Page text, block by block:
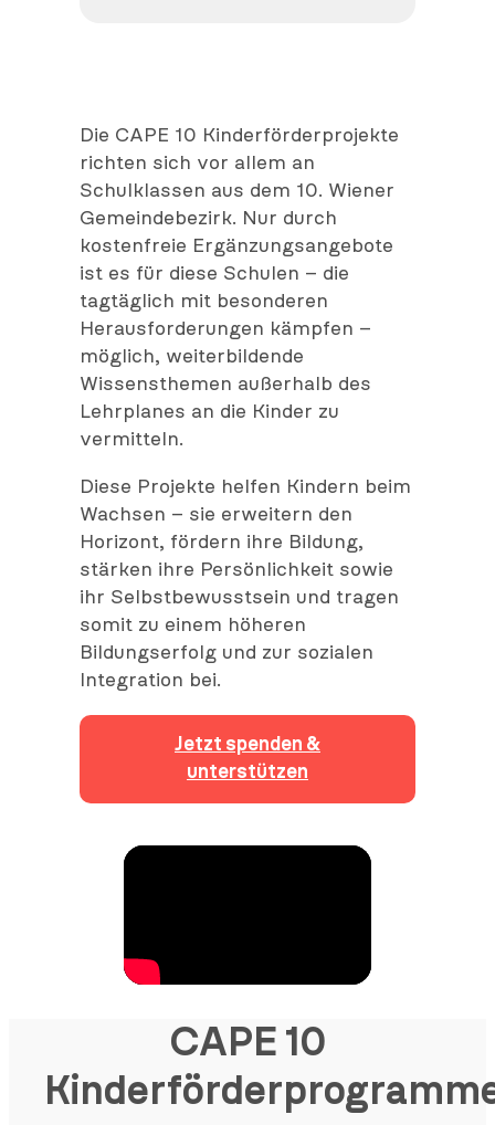
Die CAPE 10 Kinderförderprojekte
richten sich vor allem an
Schulklassen aus dem 10. Wiener
Gemeindebezirk. Nur durch
kostenfreie Ergänzungsangebote
ist es für diese Schulen – die
tagtäglich mit besonderen
Herausforderungen kämpfen –
möglich, weiterbildende
Wissensthemen außerhalb des
Lehrplanes an die Kinder zu
vermitteln.
Diese Projekte helfen Kindern beim
Wachsen – sie erweitern den
Horizont, fördern ihre Bildung,
stärken ihre Persönlichkeit sowie
ihr Selbstbewusstsein und tragen
somit zu einem höheren
Bildungserfolg und zur sozialen
Integration bei.
Jetzt spenden &
unterstützen
CAPE 10